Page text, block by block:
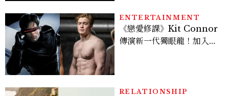
ENTERTAINMENT
《戀愛修課》Kit Connor
傳演新一代獨眼龍！加入新
RELATIONSHIP